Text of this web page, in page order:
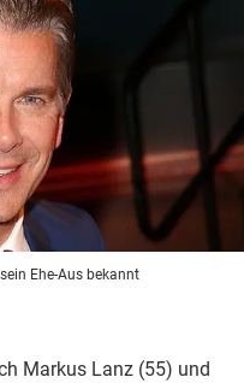
Ehe-Aus bekannt
Markus Lanz (55) und